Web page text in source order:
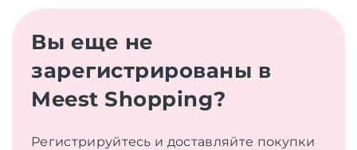
Вы еще не
зарегистрированы в
Meest Shopping?
Регистрируйтесь и доставляйте покупки